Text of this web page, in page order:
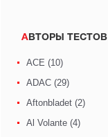
АВТОРЫ ТЕСТОВ
ACE (10)
ADAC (29)
Aftonbladet (2)
Al Volante (4)